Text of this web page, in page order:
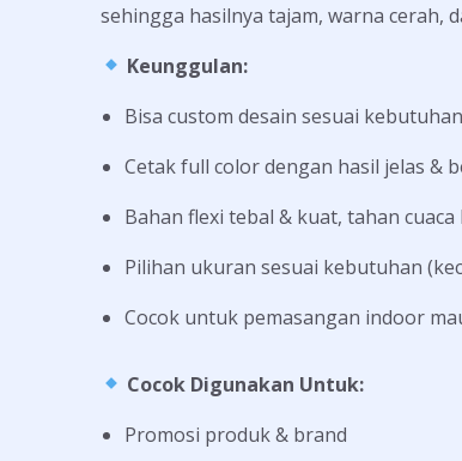
sehingga hasilnya tajam, warna cerah,
Keunggulan:
Bisa custom desain sesuai
Cetak full color dengan hasil jelas &
Bahan flexi tebal & kuat, tahan
Pilihan ukuran sesuai kebutuhan
Cocok untuk pemasangan indoor
Cocok Digunakan Untuk:
Promosi produk & brand